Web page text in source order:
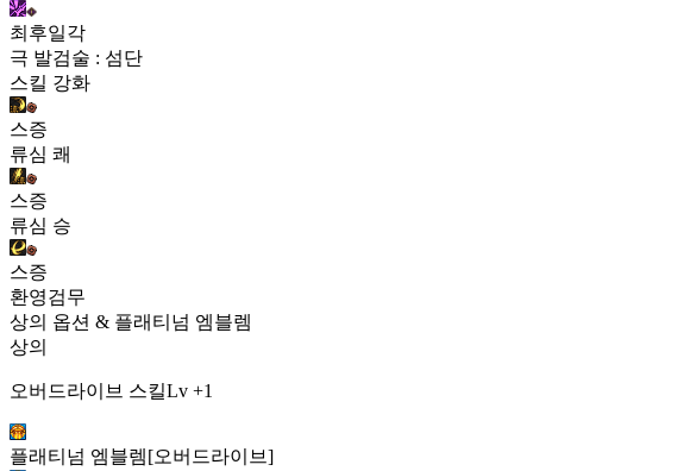
최후일각
극 발검술 : 섬단
스킬 강화
스증
류심 쾌
스증
류심 승
스증
환영검무
상의 옵션 & 플래티넘 엠블렘
상의
오버드라이브 스킬Lv +1
플래티넘 엠블렘[오버드라이브]